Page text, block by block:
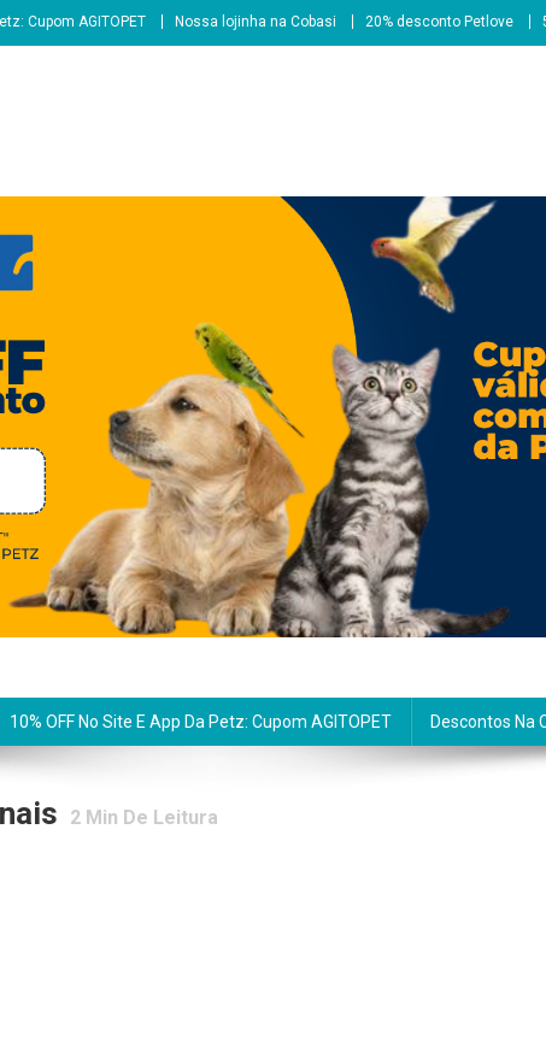
Cupom AGITOPET Nossa lojinha na Cobasi 20% desconto Petlove
10% OFF No Site E App Da Petz: Cupom AGITOPET Descontos Na
2 Min De Leitura